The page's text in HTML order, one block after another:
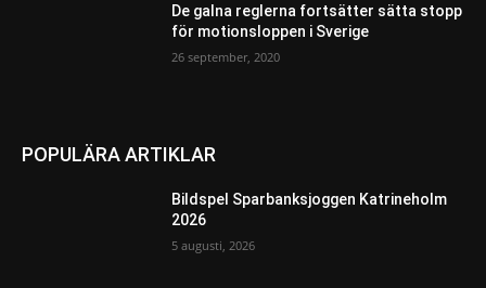
De galna reglerna fortsätter sätta stopp
för motionsloppen i Sverige
26 september, 2020
POPULÄRA ARTIKLAR
Bildspel Sparbanksjoggen Katrineholm
2026
5 augusti, 2026